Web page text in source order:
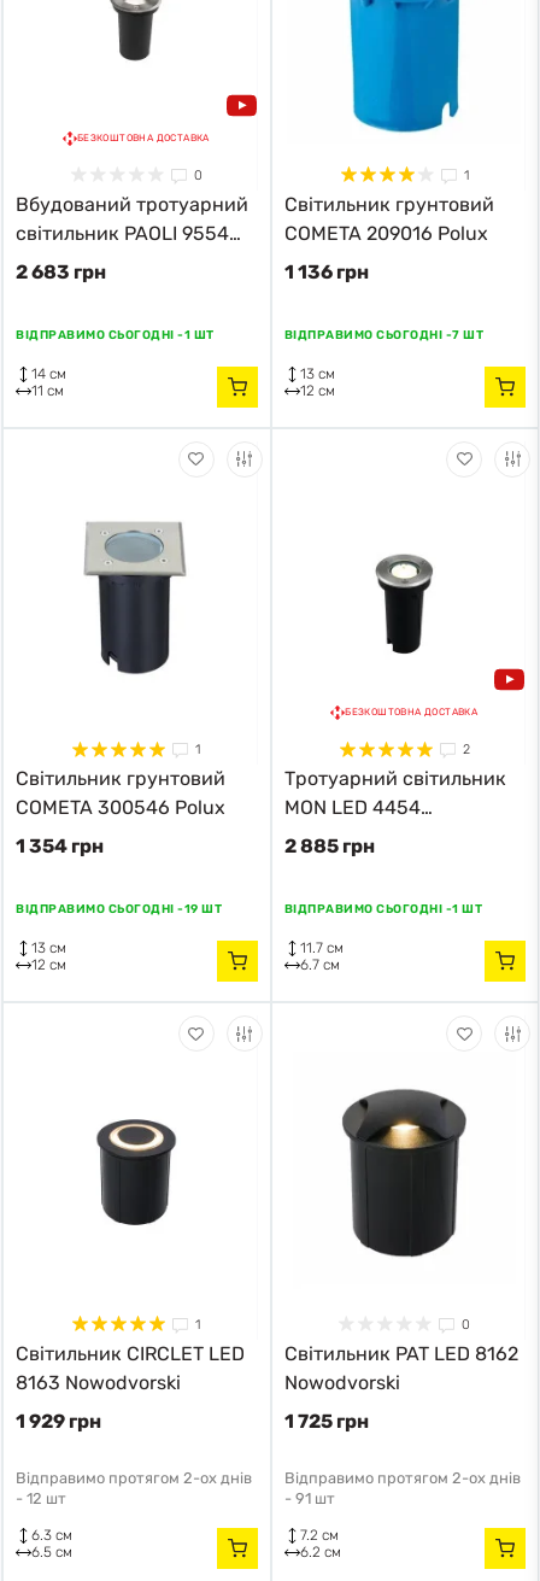
БЕЗКОШТОВНА ДОСТАВКА
0
Вбудований тротуарний
світильник PAOLI 9554
Nowodvorski
2 683 грн
ВІДПРАВИМО СЬОГОДНІ -1 ШТ
14 см
11 см
1
Світильник грунтовий
COMETA 209016 Polux
1 136 грн
ВІДПРАВИМО СЬОГОДНІ -7 ШТ
13 см
12 см
1
Світильник грунтовий
COMETA 300546 Polux
1 354 грн
ВІДПРАВИМО СЬОГОДНІ -19 ШТ
13 см
12 см
БЕЗКОШТОВНА ДОСТАВКА
2
Тротуарний світильник
MON LED 4454
Nowodvorski
2 885 грн
ВІДПРАВИМО СЬОГОДНІ -1 ШТ
11.7 см
6.7 см
1
Cвітильник CIRCLET LED
8163 Nowodvorski
1 929 грн
Відправимо протягом 2-ох днів
- 12 шт
6.3 см
6.5 см
0
Cвітильник PAT LED 8162
Nowodvorski
1 725 грн
Відправимо протягом 2-ох днів
- 91 шт
7.2 см
6.2 см